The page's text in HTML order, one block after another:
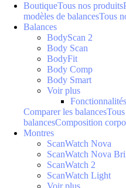
BoutiqueTous nos produits
modèles de balancesTous
Balances
BodyScan 2
Body Scan
BodyFit
Body Comp
Body Smart
Voir plus
Comparer les balances
balancesComposition
Montres
ScanWatch Nova
ScanWatch Nova
ScanWatch 2
ScanWatch Light
Voir plus